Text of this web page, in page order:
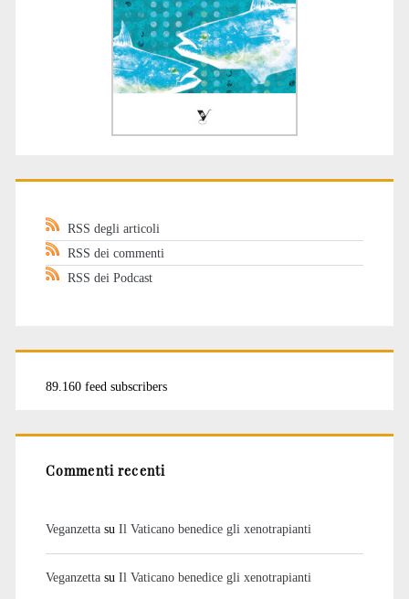
RSS degli articoli
RSS dei commenti
RSS dei Podcast
89.160 feed subscribers
Commenti recenti
Veganzettasu Il Vaticano benedice gli xenotrapianti
Veganzettasu Il Vaticano benedice gli xenotrapianti